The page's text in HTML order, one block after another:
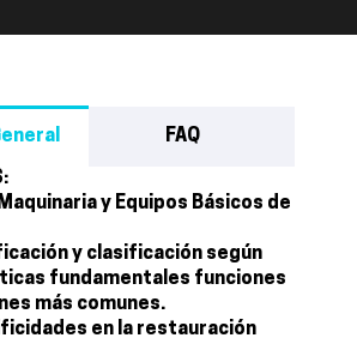
FAQ
y Equipos Básicos de
y clasificación según
fundamentales funciones
más comunes.
en la restauración